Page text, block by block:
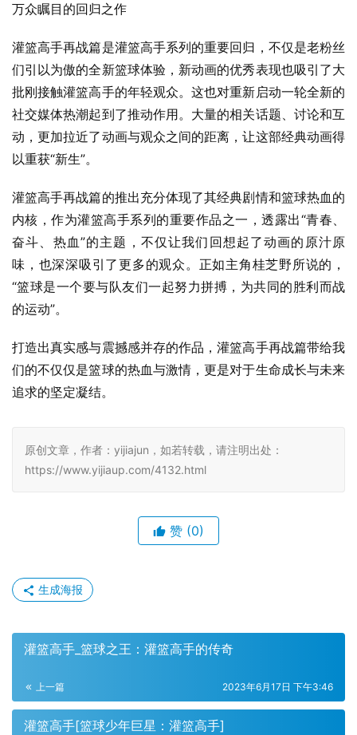
万众瞩目的回归之作
灌篮高手再战篇是灌篮高手系列的重要回归，不仅是老粉丝
们引以为傲的全新篮球体验，新动画的优秀表现也吸引了大
批刚接触灌篮高手的年轻观众。这也对重新启动一轮全新的
社交媒体热潮起到了推动作用。大量的相关话题、讨论和互
动，更加拉近了动画与观众之间的距离，让这部经典动画得
以重获“新生”。
灌篮高手再战篇的推出充分体现了其经典剧情和篮球热血的
内核，作为灌篮高手系列的重要作品之一，透露出“青春、
奋斗、热血”的主题，不仅让我们回想起了动画的原汁原
味，也深深吸引了更多的观众。正如主角桂芝野所说的，
“篮球是一个要与队友们一起努力拼搏，为共同的胜利而战
的运动”。
打造出真实感与震撼感并存的作品，灌篮高手再战篇带给我
们的不仅仅是篮球的热血与激情，更是对于生命成长与未来
追求的坚定凝结。
原创文章，作者：yijiajun，如若转载，请注明出处：
https://www.yijiaup.com/4132.html
赞 (0)
生成海报
灌篮高手_篮球之王：灌篮高手的传奇
上一篇 2023年6月17日 下午3:46
灌篮高手[篮球少年巨星：灌篮高手]